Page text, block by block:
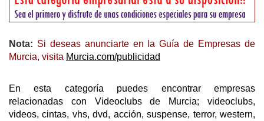
Nota: Si deseas anunciarte en la Guía de Empresas de
Murcia, visita Murcia.com/publicidad
En esta categoría puedes encontrar empresas
relacionadas con Videoclubs de Murcia; videoclubs,
videos, cintas, vhs, dvd, acción, suspense, terror, western,